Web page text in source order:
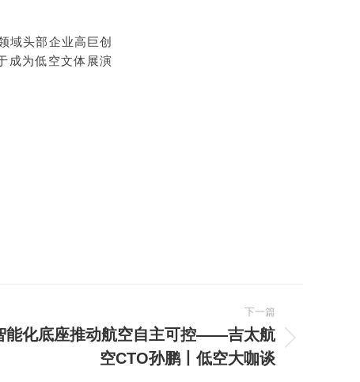
域头部企业高巨创
成为低空文体展演
下一篇
能化底座推动航空自主可控——吉太航
空CTO孙鹏丨低空大咖谈